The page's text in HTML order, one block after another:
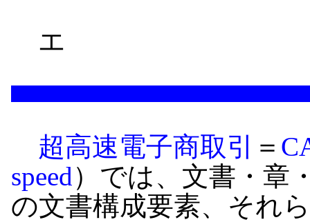
エ
超高速電子商取引 ＝
speed）では、文書・章
の文書構成要素、それ